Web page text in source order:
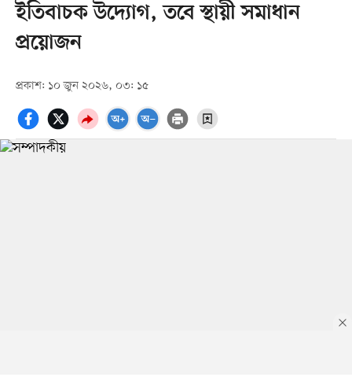
ইতিবাচক উদ্যোগ, তবে স্থায়ী সমাধান
প্রয়োজন
প্রকাশ: ১০ জুন ২০২৬, ০৩: ১৫